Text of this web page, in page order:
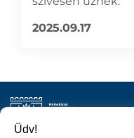
2025.09.17
Üdv!